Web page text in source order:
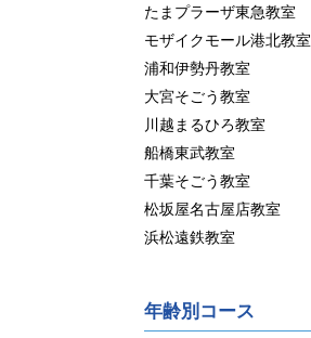
たまプラーザ東急教室
モザイクモール港北教室
浦和伊勢丹教室
大宮そごう教室
川越まるひろ教室
船橋東武教室
千葉そごう教室
松坂屋名古屋店教室
浜松遠鉄教室
年齢別コース